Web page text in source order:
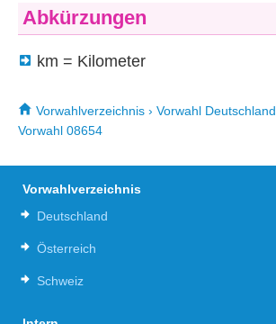
Abkürzungen
km = Kilometer
Vorwahlverzeichnis › Vorwahl Deutschland
Vorwahl 08654
Vorwahlverzeichnis
Deutschland
Österreich
Schweiz